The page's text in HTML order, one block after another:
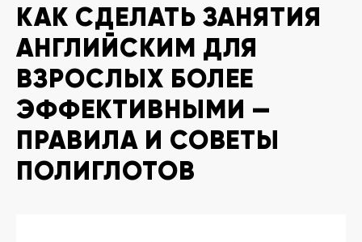
студентов
Обзоры
экспертов
Новые
группы
Премия
SchoolRate
КАК СДЕЛАТЬ ЗАНЯТИЯ
АНГЛИЙСКИМ ДЛЯ
ВЗРОСЛЫХ БОЛЕЕ
ЭФФЕКТИВНЫМИ —
ПРАВИЛА И СОВЕТЫ
ПОЛИГЛОТОВ